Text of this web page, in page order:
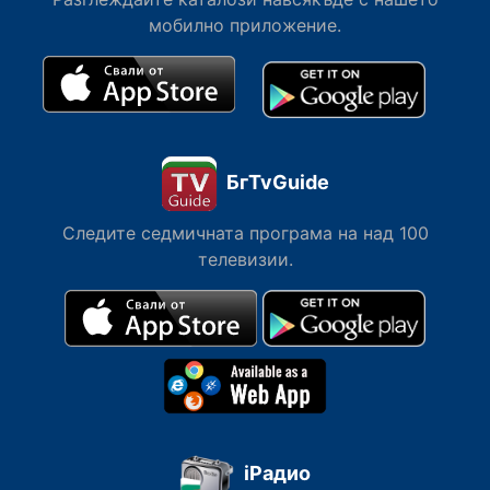
най-добра цена.мобилно приложение.
БгTvGuide
Следите седмичната програма на над 100
телевизии.
iРадио